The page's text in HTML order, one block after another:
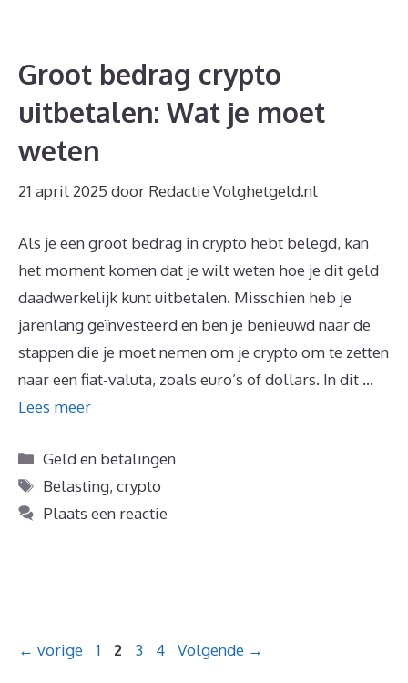
Groot bedrag crypto
uitbetalen: Wat je moet
weten
21 april 2025 door Redactie Volghetgeld.nl
Als je een groot bedrag in crypto hebt belegd, kan
het moment komen dat je wilt weten hoe je dit geld
daadwerkelijk kunt uitbetalen. Misschien heb je
jarenlang geïnvesteerd en ben je benieuwd naar de
stappen die je moet nemen om je crypto om te zetten
naar een fiat-valuta, zoals euro’s of dollars. In dit …
Lees meer
Categorieën
Geld en betalingen
Tags
Belasting,crypto
Plaats een reactie
← vorige Pagina
1 Pagina
2 Pagina
3 Pagina
4 Volgende →